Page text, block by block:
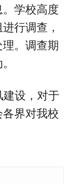
学校高度
行调查，
。调查期
设，对于
界对我校